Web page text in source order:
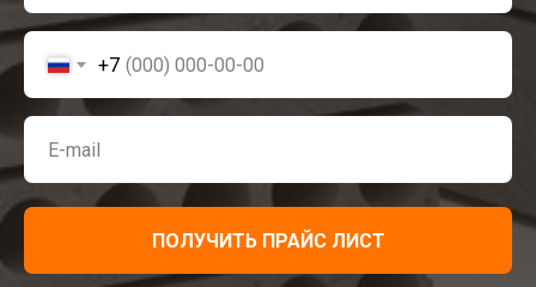
+7
ПОЛУЧИТЬ ПРАЙС ЛИСТ